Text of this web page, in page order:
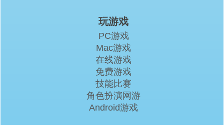
玩游戏
PC游戏
Mac游戏
在线游戏
免费游戏
技能比赛
角色扮演网游
Android游戏